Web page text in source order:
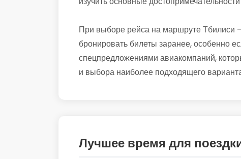
При выборе рейса на маршруте Тбилиси
бронировать билеты заранее, особенно
спецпредложениями авиакомпаний,
и выбора наиболее подходящего
Лучшее время для